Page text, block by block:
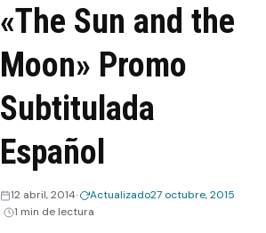
Recomendaciones
«The Sun and the
Moon» Promo
Subtitulada
Español
12 abril, 2014 Actualizado27 octubre, 2015
1 min de lectura